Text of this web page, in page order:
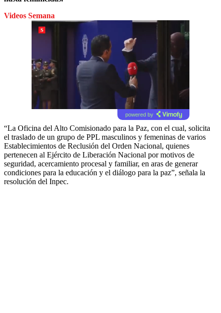
Videos Semana
powered by
“La Oficina del Alto Comisionado para la Paz, con el cual, solicita
el traslado de un grupo de PPL masculinos y femeninas de varios
Establecimientos de Reclusión del Orden Nacional, quienes
pertenecen al Ejército de Liberación Nacional por motivos de
seguridad, acercamiento procesal y familiar, en aras de generar
condiciones para la educación y el diálogo para la paz”, señala la
resolución del Inpec.